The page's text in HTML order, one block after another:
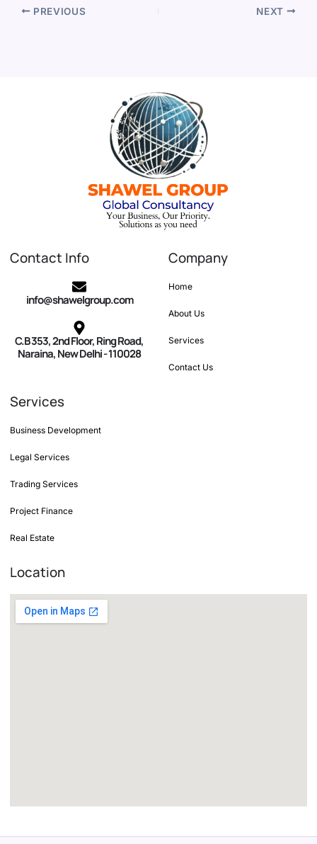
PREVIOUS NEXT
Contact Info
info@shawelgroup.com
C.B 353, 2nd Floor, Ring Road,
Naraina, New Delhi - 110028
Company
Home
About Us
Services
Contact Us
Services
Business Development
Legal Services
Trading Services
Project Finance
Real Estate
Location